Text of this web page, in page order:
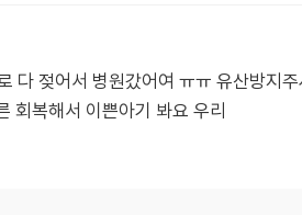
다 젖어서 병원갔어여 ㅠㅠ 유산방지
회복해서 이쁜아기 봐요 우리